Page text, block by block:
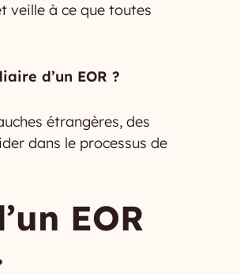
veille à ce que toutes
d’un EOR ?
étrangères, des
dans le processus de
EOR